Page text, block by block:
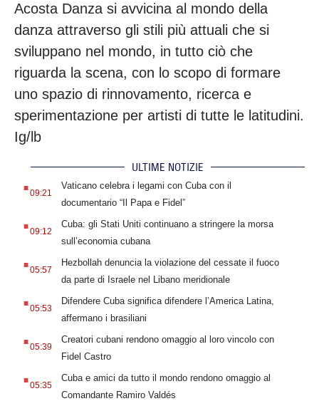
Acosta Danza si avvicina al mondo della
danza attraverso gli stili più attuali che si
sviluppano nel mondo, in tutto ciò che
riguarda la scena, con lo scopo di formare
uno spazio di rinnovamento, ricerca e
sperimentazione per artisti di tutte le latitudini.
Ig/lb
ULTIME NOTIZIE
.09:21
Vaticano celebra i legami con Cuba con il
documentario “Il Papa e Fidel”
.09:12
Cuba: gli Stati Uniti continuano a stringere la morsa
sull’economia cubana
.05:57
Hezbollah denuncia la violazione del cessate il fuoco
da parte di Israele nel Libano meridionale
.05:53
Difendere Cuba significa difendere l’America Latina,
affermano i brasiliani
.05:39
Creatori cubani rendono omaggio al loro vincolo con
Fidel Castro
.05:35
Cuba e amici da tutto il mondo rendono omaggio al
Comandante Ramiro Valdés